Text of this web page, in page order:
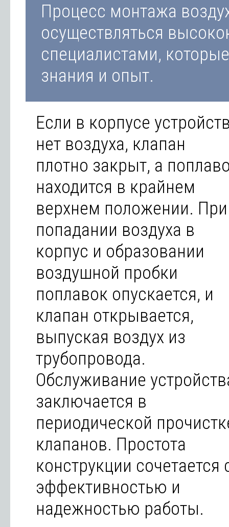
Процесс монтажа
осуществляться
специалистами,
знания и опыт.
Если в корпусе
нет воздуха, клапан
плотно закрыт, а
находится в крайнем
верхнем положении. При
попадании воздуха в
корпус и образовании
воздушной пробки
поплавок опускается, и
клапан открывается,
выпуская воздух из
трубопровода.
Обслуживание
заключается в
периодической
клапанов. Простота
конструкции сочетается
эффективностью и
надежностью работы.